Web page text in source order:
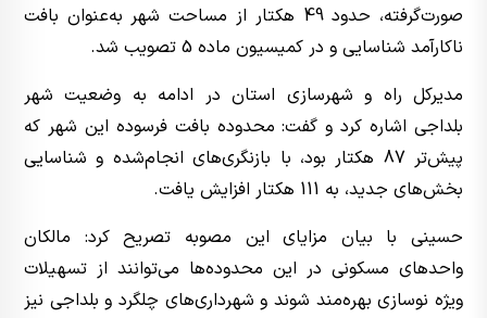
صورت‌گرفته، حدود 49 هکتار از مساحت شهر به‌عنوان بافت
ناکارآمد شناسایی و در کمیسیون ماده 5 تصویب شد.
مدیرکل راه و شهرسازی استان در ادامه به وضعیت شهر
بلداجی اشاره کرد و گفت: محدوده بافت فرسوده این شهر که
پیش‌تر 87 هکتار بود، با بازنگری‌های انجام‌شده و شناسایی
بخش‌های جدید، به 111 هکتار افزایش یافت.
حسینی با بیان مزایای این مصوبه تصریح کرد: مالکان
واحدهای مسکونی در این محدوده‌ها می‌توانند از تسهیلات
ویژه نوسازی بهره‌مند شوند و شهرداری‌های چلگرد و بلداجی نیز